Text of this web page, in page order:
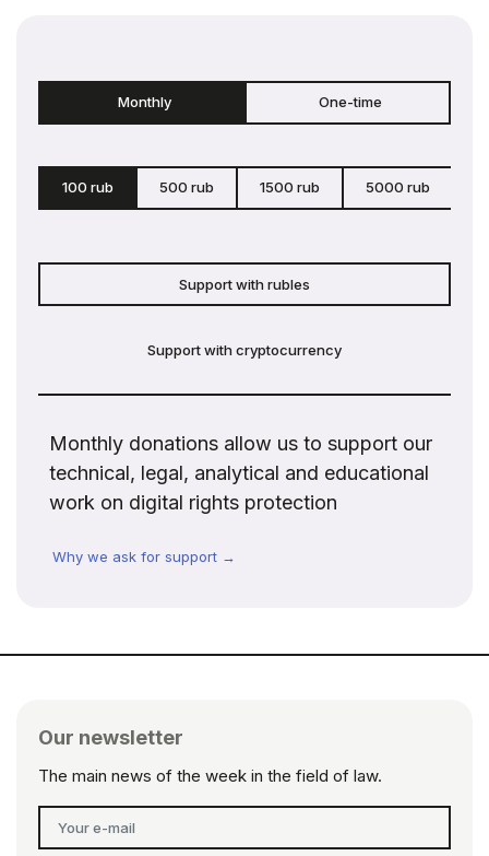
Monthly One-time
100 rub 500 rub 1500 rub 5000 rub
Support with rubles
Support with cryptocurrency
Monthly donations allow us to support our
technical, legal, analytical and educational
work on digital rights protection
Why we ask for support →
Our newsletter
The main news of the week in the field of law.